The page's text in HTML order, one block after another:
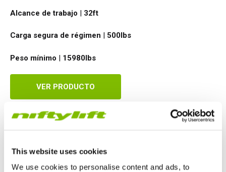
This website uses cookies
We use cookies to personalise content and ads, to
Alcance de trabajo | 32ft
Carga segura de régimen | 500lbs
Peso mínimo | 15980lbs
VER PRODUCTO